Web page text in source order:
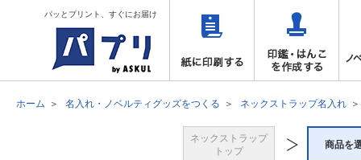
パッとプリント、すぐにお届け
ホーム 名入れ・ノベルティグッズをつくる ネックストラップ名入れ
ネックストラップ
トップ
商品を